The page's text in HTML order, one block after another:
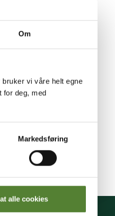
Om
vi våre helt egne
for deg, med
Markedsføring
alle cookies